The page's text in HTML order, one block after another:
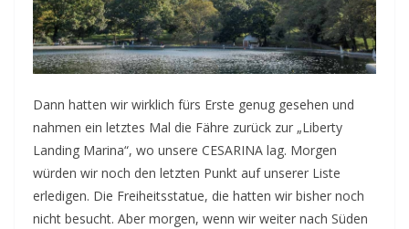
Dann hatten wir wirklich fürs Erste genug gesehen und
nahmen ein letztes Mal die Fähre zurück zur „Liberty
Landing Marina“, wo unsere CESARINA lag. Morgen
würden wir noch den letzten Punkt auf unserer Liste
erledigen. Die Freiheitsstatue, die hatten wir bisher noch
nicht besucht. Aber morgen, wenn wir weiter nach Süden